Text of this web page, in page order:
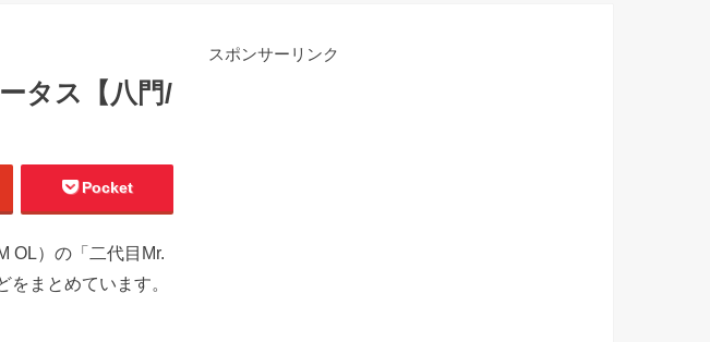
タス【八門/
Pocket
OL）の「二代目Mr.
まとめています。
スポンサーリンク